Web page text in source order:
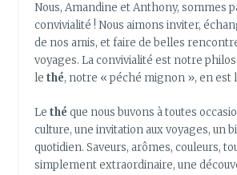
Nous, Amandine et Anthony, sommes
convivialité ! Nous aimons inviter,
de nos amis, et faire de belles
voyages. La convivialité est notre
lethé, notre « péché mignon », en est
Lethé que nous buvons à toutes
culture, une invitation aux voyages, un
quotidien. Saveurs, arômes, couleurs,
simplement extraordinaire, une